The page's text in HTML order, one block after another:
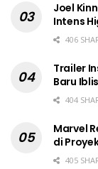
Joel
Intens
406
Trailer
Baru
404
Marvel
di
405